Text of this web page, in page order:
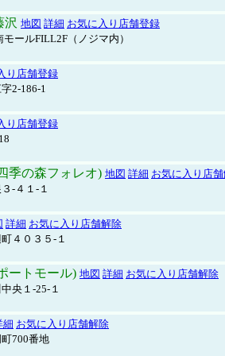
沢 地図 詳細 お気に入り店舗登録
ールFILL2F（ノジマ内）
り店舗登録
2-186-1
り店舗登録
季の森フォレオ) 地図 詳細 お気に入り店
-４１-１
詳細 お気に入り店舗解除
４０３５-１
ートモール) 地図 詳細 お気に入り店舗解除
央１-25-１
細 お気に入り店舗解除
700番地